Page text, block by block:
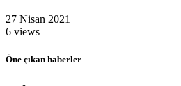
27 Nisan 2021
6 views
Öne çıkan haberler